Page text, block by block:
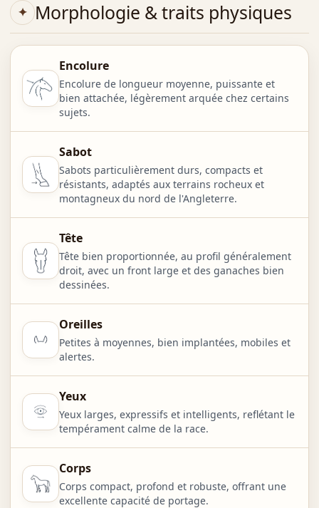
Morphologie & traits physiques
Encolure
Encolure de longueur moyenne, puissante et
bien attachée, légèrement arquée chez certains
sujets.
Sabot
Sabots particulièrement durs, compacts et
résistants, adaptés aux terrains rocheux et
montagneux du nord de l'Angleterre.
Tête
Tête bien proportionnée, au profil généralement
droit, avec un front large et des ganaches bien
dessinées.
Oreilles
Petites à moyennes, bien implantées, mobiles et
alertes.
Yeux
Yeux larges, expressifs et intelligents, reflétant le
tempérament calme de la race.
Corps
Corps compact, profond et robuste, offrant une
excellente capacité de portage.